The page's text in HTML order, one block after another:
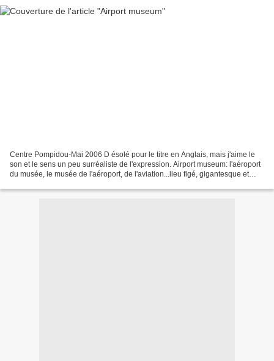
Centre Pompidou-Mai 2006 D ésolé pour le titre en Anglais, mais j'aime le
son et le sens un peu surréaliste de l'expression. Airport museum: l'aéroport
du musée, le musée de l'aéroport, de l'aviation...lieu figé, gigantesque et